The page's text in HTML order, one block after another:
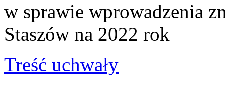
w sprawie wprowadzenia
Staszów na 2022 rok
Treść uchwały